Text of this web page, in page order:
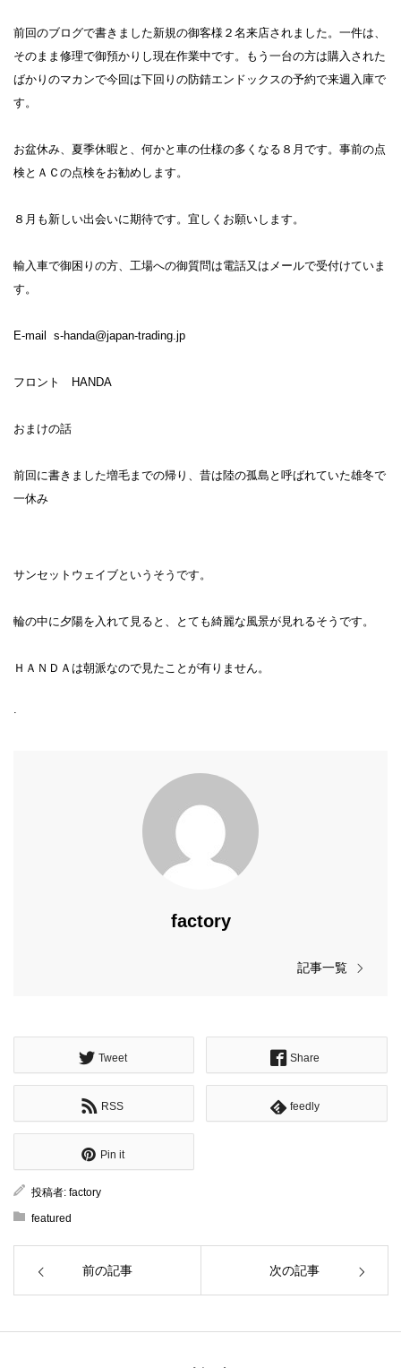
前回のブログで書きました新規の御客様２名来店されました。一件は、
そのまま修理で御預かりし現在作業中です。もう一台の方は購入された
ばかりのマカンで今回は下回りの防錆エンドックスの予約で来週入庫で
す。
お盆休み、夏季休暇と、何かと車の仕様の多くなる８月です。事前の点
検とＡＣの点検をお勧めします。
８月も新しい出会いに期待です。宜しくお願いします。
輸入車で御困りの方、工場への御質問は電話又はメールで受付けていま
す。
E-mail s-handa@japan-trading.jp
フロント HANDA
おまけの話
前回に書きました増毛までの帰り、昔は陸の孤島と呼ばれていた雄冬で
一休み
サンセットウェイブというそうです。
輪の中に夕陽を入れて見ると、とても綺麗な風景が見れるそうです。
ＨＡＮＤＡは朝派なので見たことが有りません。
.
factory
記事一覧
Tweet Share
RSS feedly
Pin it
投稿者: factory
featured
前の記事 次の記事